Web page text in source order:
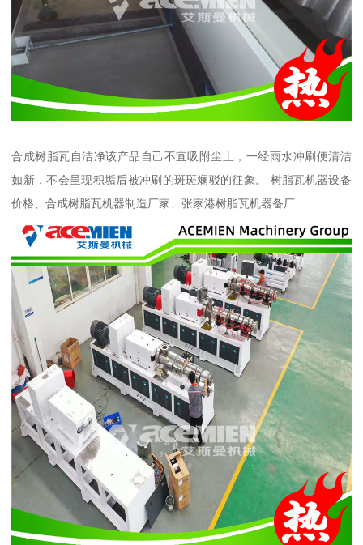
合成树脂瓦自洁净该产品自己不宜吸附尘土，一经雨水冲刷便清洁
如新，不会呈现积垢后被冲刷的斑斑斓驳的征象。 树脂瓦机器设备
价格、合成树脂瓦机器制造厂家、张家港树脂瓦机器备厂